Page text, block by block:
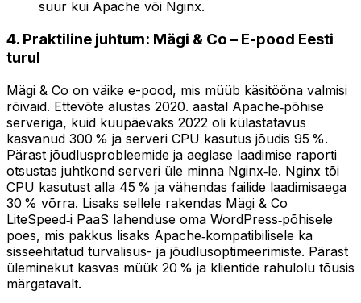
suur kui Apache või Nginx.
4. Praktiline juhtum: Mägi & Co – E-pood Eesti
turul
Mägi & Co on väike e-pood, mis müüb käsitööna valmisi
rõivaid. Ettevõte alustas 2020. aastal Apache‑põhise
serveriga, kuid kuupäevaks 2022 oli külastatavus
kasvanud 300 % ja serveri CPU kasutus jõudis 95 %.
Pärast jõudlusprobleemide ja aeglase laadimise raporti
otsustas juhtkond serveri üle minna Nginx‑le. Nginx tõi
CPU kasutust alla 45 % ja vähendas failide laadimisaega
30 % võrra. Lisaks sellele rakendas Mägi & Co
LiteSpeed‑i PaaS lahenduse oma WordPress‑põhisele
poes, mis pakkus lisaks Apache‑kompatibilisele ka
sisseehitatud turvalisus- ja jõudlusoptimeerimiste. Pärast
üleminekut kasvas müük 20 % ja klientide rahulolu tõusis
märgatavalt.